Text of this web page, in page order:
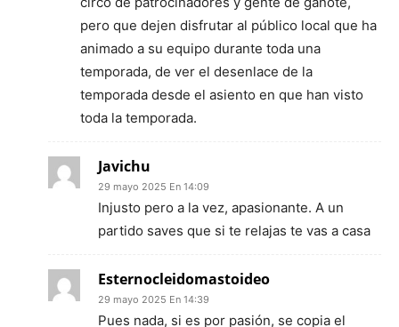
pero que dejen disfrutar al público local que ha
animado a su equipo durante toda una
temporada, de ver el desenlace de la
temporada desde el asiento en que han visto
toda la temporada.
Javichu
29 mayo 2025 En 14:09
Injusto pero a la vez, apasionante. A un
partido saves que si te relajas te vas a casa
Esternocleidomastoideo
29 mayo 2025 En 14:39
Pues nada, si es por pasión, se copia el